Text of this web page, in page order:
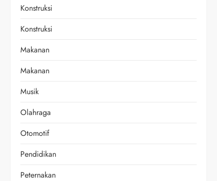
Konstruksi
Konstruksi
Makanan
Makanan
Musik
Olahraga
Otomotif
Pendidikan
Peternakan